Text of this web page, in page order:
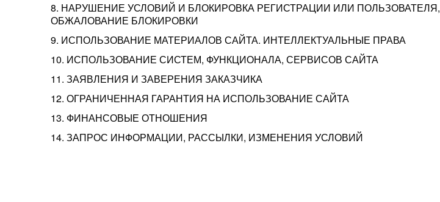
8. НАРУШЕНИЕ УСЛОВИЙ И БЛОКИРОВКА РЕГИСТРАЦИИ ИЛИ ПОЛЬЗОВАТЕЛЯ,
ОБЖАЛОВАНИЕ БЛОКИРОВКИ
9. ИСПОЛЬЗОВАНИЕ МАТЕРИАЛОВ САЙТА. ИНТЕЛЛЕКТУАЛЬНЫЕ ПРАВА
10. ИСПОЛЬЗОВАНИЕ СИСТЕМ, ФУНКЦИОНАЛА, СЕРВИСОВ САЙТА
11. ЗАЯВЛЕНИЯ И ЗАВЕРЕНИЯ ЗАКАЗЧИКА
12. ОГРАНИЧЕННАЯ ГАРАНТИЯ НА ИСПОЛЬЗОВАНИЕ САЙТА
13. ФИНАНСОВЫЕ ОТНОШЕНИЯ
14. ЗАПРОС ИНФОРМАЦИИ, РАССЫЛКИ, ИЗМЕНЕНИЯ УСЛОВИЙ